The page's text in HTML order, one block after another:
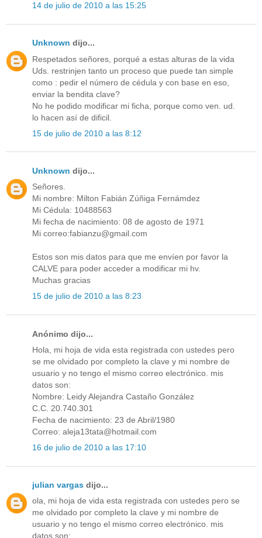
14 de julio de 2010 a las 15:25
Unknown dijo...
Respetados señores, porqué a estas alturas de la vida
Uds. restrinjen tanto un proceso que puede tan simple
como : pedir el número de cédula y con base en eso,
enviar la bendita clave?
No he podido modificar mi ficha, porque como ven. ud.
lo hacen así de dificil.
15 de julio de 2010 a las 8:12
Unknown dijo...
Señores.
Mi nombre: Milton Fabián Zúñiga Fernámdez
Mi Cédula: 10488563
Mi fecha de nacimiento: 08 de agosto de 1971
Mi correo:fabianzu@gmail.com
Estos son mis datos para que me envíen por favor la
CALVE para poder acceder a modificar mi hv.
Muchas gracias
15 de julio de 2010 a las 8:23
Anónimo dijo...
Hola, mi hoja de vida esta registrada con ustedes pero
se me olvidado por completo la clave y mi nombre de
usuario y no tengo el mismo correo electrónico. mis
datos son:
Nombre: Leidy Alejandra Castaño González
C.C. 20.740.301
Fecha de nacimiento: 23 de Abril/1980
Correo: aleja13tata@hotmail.com
16 de julio de 2010 a las 17:10
julian vargas dijo...
ola, mi hoja de vida esta registrada con ustedes pero se
me olvidado por completo la clave y mi nombre de
usuario y no tengo el mismo correo electrónico. mis
datos son: